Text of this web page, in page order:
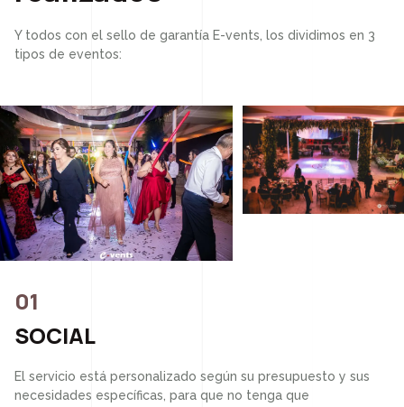
Y todos con el sello de garantía E-vents, los dividimos en 3
tipos de eventos:
01
SOCIAL
El servicio está personalizado según su presupuesto y sus
necesidades específicas, para que no tenga que